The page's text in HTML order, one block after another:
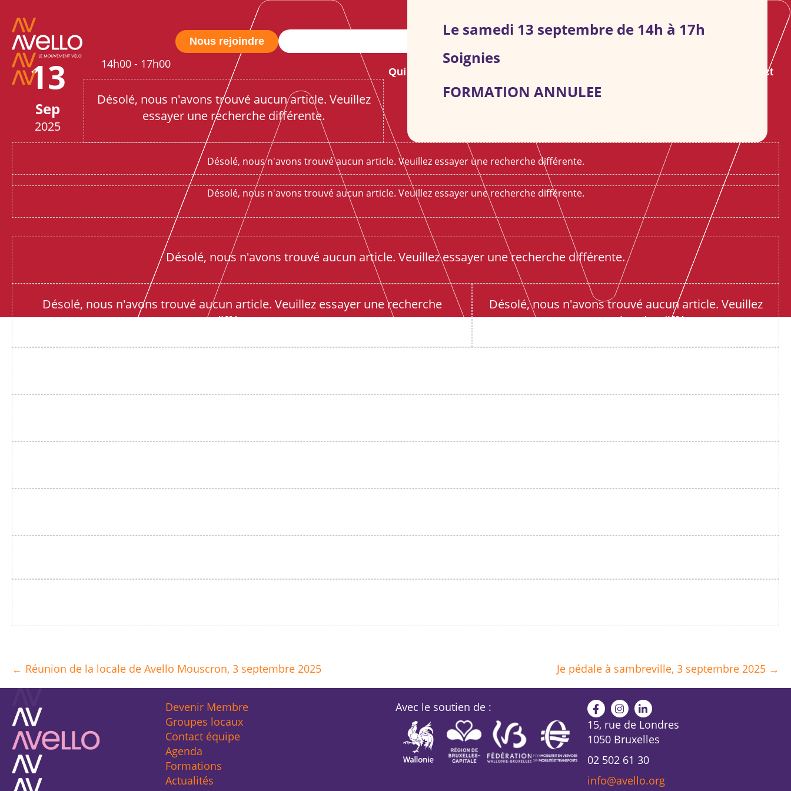
Nous rejoindre
Qui sommes-nous ? Contact
13
Sep
2025
14h00 - 17h00
Désolé, nous n'avons trouvé aucun article. Veuillez
essayer une recherche différente.
Le samedi 13 septembre de 14h à 17h
Soignies
FORMATION ANNULEE
Désolé, nous n'avons trouvé aucun article. Veuillez essayer une recherche différente.
Désolé, nous n'avons trouvé aucun article. Veuillez essayer une recherche différente.
Désolé, nous n'avons trouvé aucun article. Veuillez essayer une recherche différente.
Désolé, nous n'avons trouvé aucun article. Veuillez essayer une recherche
différente.
Désolé, nous n'avons trouvé aucun article. Veuillez
essayer une recherche différente.
Posts
navigation
← Réunion de la locale de Avello Mouscron, 3 septembre 2025 Je pédale à sambreville, 3 septembre 2025 →
Devenir Membre
Groupes locaux
Contact équipe
Agenda
Formations
Actualités
Avec le soutien de :
15, rue de Londres
1050 Bruxelles
02 502 61 30
info@avello.org